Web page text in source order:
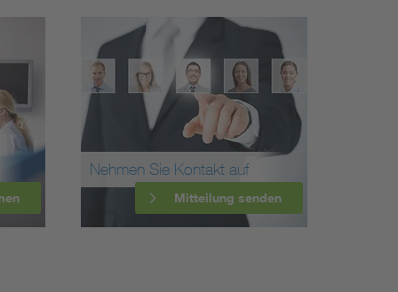
Nehmen Sie Kontakt auf
Mitteilung senden